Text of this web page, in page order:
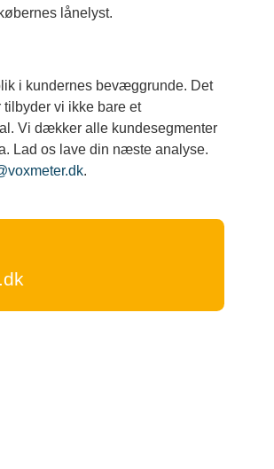
lånelyst.
i kundernes bevæggrunde. Det
vi ikke bare et
Vi dækker alle kundesegmenter
Lad os lave din næste analyse.
.